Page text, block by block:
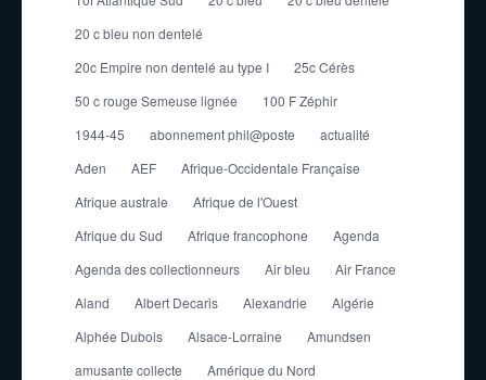
20 c bleu non dentelé
20c Empire non dentelé au type I
25c Cérès
50 c rouge Semeuse lignée
100 F Zéphir
1944-45
abonnement phil@poste
actualité
Aden
AEF
Afrique-Occidentale Française
Afrique australe
Afrique de l'Ouest
Afrique du Sud
Afrique francophone
Agenda
Agenda des collectionneurs
Air bleu
Air France
Aland
Albert Decaris Alexandrie
Algérie
Alphée Dubois
Alsace-Lorraine
Amundsen
amusante collecte
Amérique du Nord